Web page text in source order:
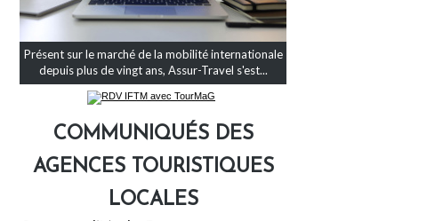
Présent sur le marché de la mobilité internationale
depuis plus de vingt ans, Assur-Travel s'est...
COMMUNIQUÉS DES
AGENCES TOURISTIQUES
LOCALES